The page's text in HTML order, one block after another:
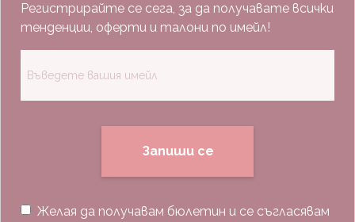
Регистрирайте се сега, за да получавате всички
тенденции, оферти и талони по имейл!
Запиши се
Желая да получавам бюлетин и се съгласявам